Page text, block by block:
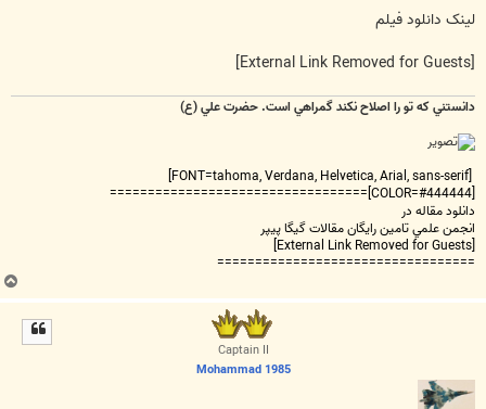
ت
لینک دانلود فیلم
دانستني که تو را اصلاح نکند گمراهي است. حضرت علي (ع)
[FONT=tahoma, Verdana, Helvetica, Arial, sans-serif]
دانلود مقاله در
انجمن علمي تامين رايگان مقالات گيگا پيپر
==================================
ب
ا
Captain II
Mohammad 1985